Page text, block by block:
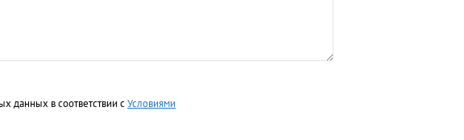
данных в соответствии сУсловиями